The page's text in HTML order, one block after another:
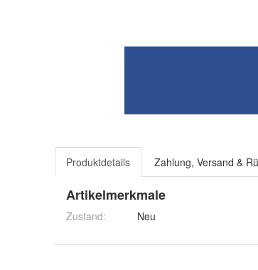
Produktdetails Zahlung, Versand &
Artikelmerkmale
Zustand: Neu